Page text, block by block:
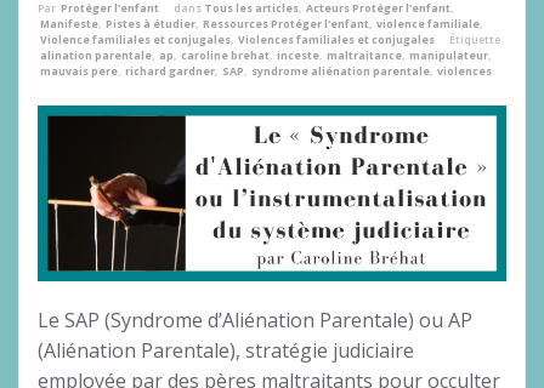
Par Protéger l'enfant dans Tous les articles, Acteurs Protéger l'enfant,
Manifeste, Pistes à étudier, Ressources Protéger l'enfant, violence familiale,
Violence familiales et conjugales, Violences familiales et conjugales
Étiquette
alination parentale, ap, caroline brehat, inceste, maltraitance, manipulateur,
mauvais pere, richard gardner, SAP, syndrome aliénation parentale, violences
Le SAP (Syndrome d’Aliénation Parentale) ou AP
(Aliénation Parentale), stratégie judiciaire
employée par des pères maltraitants pour occulter